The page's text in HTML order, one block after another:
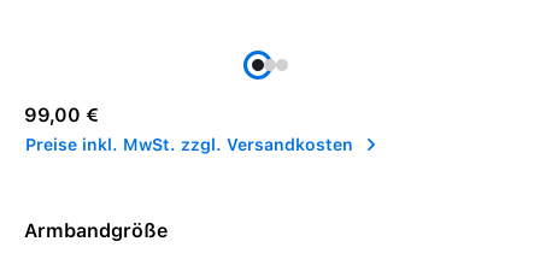
Regulärer Preis:
99,00 €
Preise inkl. MwSt. zzgl. Versandkosten
Armbandgröße